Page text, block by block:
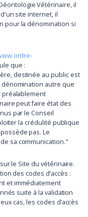
Vétérinaire, il
site internet, il
pour la dénomination si
que :
destinée au public est
autre que
préalablement
peut faire état des
par le Conseil
la crédulité publique
pas. Le
sa communication."
le Site du vétérinaire.
des codes d’accès :
et immédiatement
suite à la validation
cas, les codes d’accès